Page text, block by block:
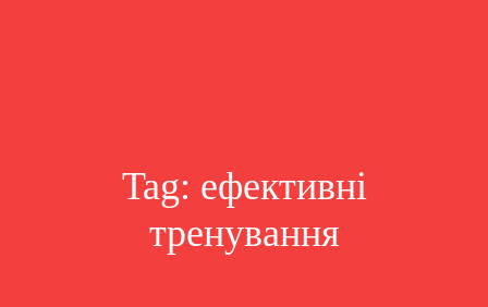
Tag: ефективні
тренування